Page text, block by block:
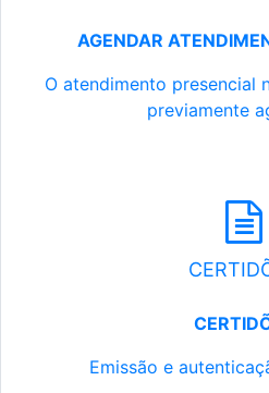
AGENDAR
O atendimento presencial
previamente
Emissão e